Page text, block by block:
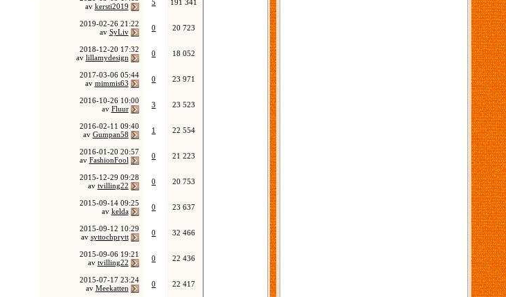
av kersti2019 5 191 341
2019-02-26 21:22
av SyLiv 0 20 723
2018-12-20 17:32
av lillamydesign 0 18 052
2017-03-06 05:44
av mimmis63 0 23 971
2016-10-26 10:00
av Fluur 3 23 523
2016-02-11 09:40
av Gumpan58 1 22 554
2016-01-20 20:57
av FashionFool 0 21 223
2015-12-29 09:28
av tvilling22 0 20 753
2015-09-14 09:25
av kelda 0 23 637
2015-09-12 10:29
av syttochprytt 0 32 466
2015-09-06 19:21
av tvilling22 0 22 436
2015-07-17 23:24
av Meekatten 0 22 417